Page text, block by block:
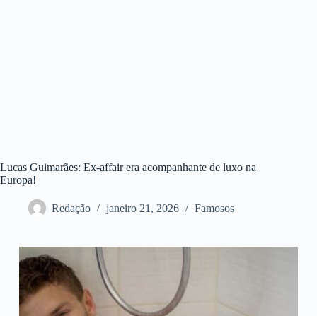
Lucas Guimarães: Ex-affair era acompanhante de luxo na
Europa!
Redação janeiro 21, 2026 Famosos